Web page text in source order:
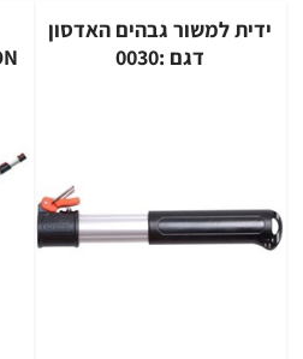
ידית למשור גבהים האדסון
דגם :0030